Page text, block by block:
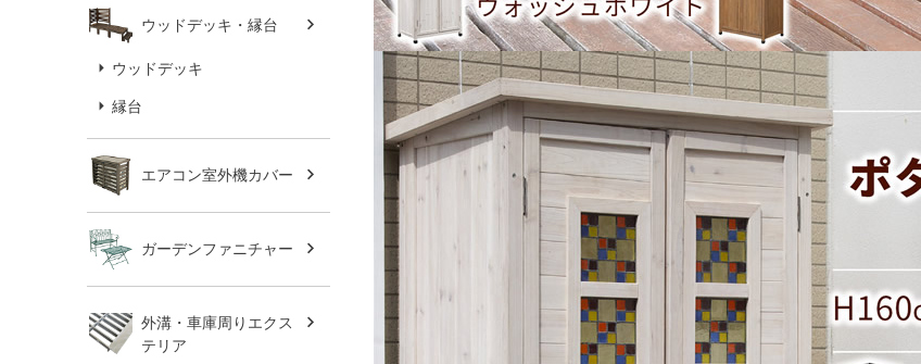
ウッドデッキ・縁台
ウッドデッキ
縁台
エアコン室外機カバー
ガーデンファニチャー
外溝・車庫周りエクス
テリア